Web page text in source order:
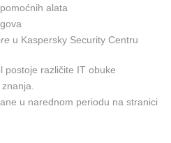
alata
u Kaspersky Security Centru
postoje različite IT obuke
u narednom periodu na stranici